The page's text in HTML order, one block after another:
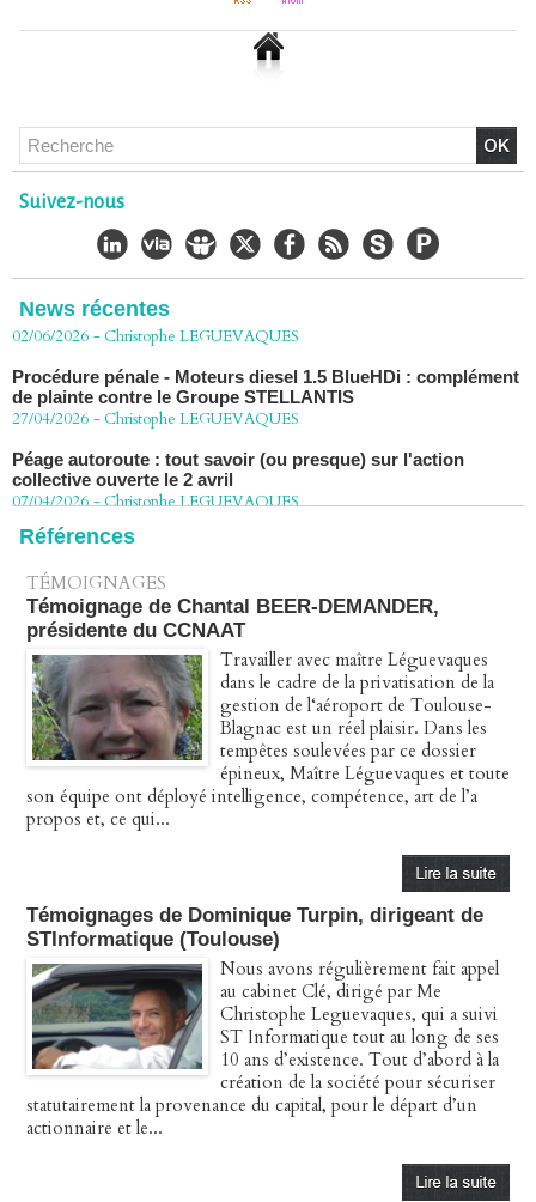
Suivez-nous
News récentes
30/06/2026 -Christophe LEGUEVAQUES
CHLORDÉCONE Déclaration de Me Christophe
décision de confirmation du non-lieu
-Christophe LEGUEVAQUES
Procédure pénale - Moteurs diesel 1.5 BlueHDi : complément
de plainte contre le Groupe STELLANTIS
27/04/2026 - Christophe LEGUEVAQUES
Péage autoroute : tout savoir (ou presque) sur l'action
collective ouverte le 2 avril
07/04/2026 -Christophe LEGUEVAQUES
Références
TÉMOIGNAGES
Témoignage de Chantal BEER-DEMANDER,
présidente du CCNAAT
Travailler avec maître Léguevaques
dans le cadre de la privatisation de la
gestion de l‘aéroport de Toulouse-
Blagnac est un réel plaisir. Dans les
tempêtes soulevées par ce dossier
épineux, Maître Léguevaques et toute
son équipe ont déployé intelligence, compétence, art de l’a
propos et, ce qui...
Témoignages de Dominique Turpin, dirigeant de
STInformatique (Toulouse)
Nous avons régulièrement fait appel
au cabinet Clé, dirigé par Me
Christophe Leguevaques, qui a suivi
ST Informatique tout au long de ses
10 ans d’existence. Tout d’abord à la
création de la société pour sécuriser
statutairement la provenance du capital, pour le départ d’un
actionnaire et le...